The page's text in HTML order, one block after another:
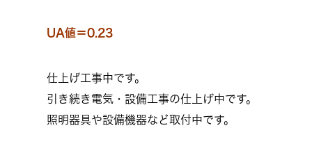
UA値＝0.23
仕上げ工事中です。
引き続き電気・設備工事の仕上げ中です。
照明器具や設備機器など取付中です。